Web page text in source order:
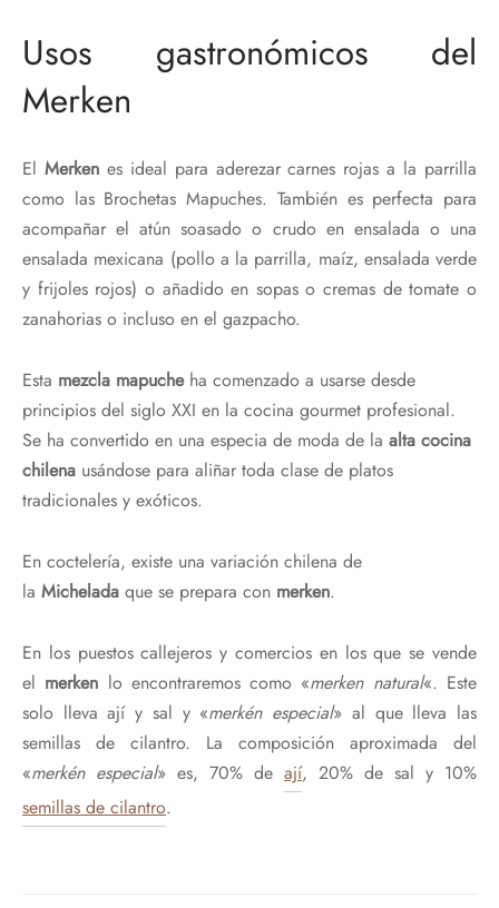
Usos gastronómicos del
Merken
El Merkenes ideal para aderezar carnes rojas a la parrilla
como las Brochetas Mapuches. También es perfecta para
acompañar el atún soasado o crudo en ensalada o una
ensalada mexicana (pollo a la parrilla, maíz, ensalada verde
y frijoles rojos) o añadido en sopas o cremas de tomate o
zanahorias o incluso en el gazpacho.
Esta mezcla mapucheha comenzado a usarse desde
principios del siglo XXI en la cocina gourmet profesional.
Se ha convertido en una especia de moda de la alta cocina
chilena usándose para aliñar toda clase de platos
tradicionales y exóticos.
En coctelería, existe una variación chilena de
la Michelada que se prepara con merken.
En los puestos callejeros y comercios en los que se vende
el merken lo encontraremos como «merken natural«. Este
solo lleva ají y sal y «merkén especial» al que lleva las
semillas de cilantro. La composición aproximada del
«merkén especial» es, 70% de ají, 20% de sal y 10%
semillas de cilantro.